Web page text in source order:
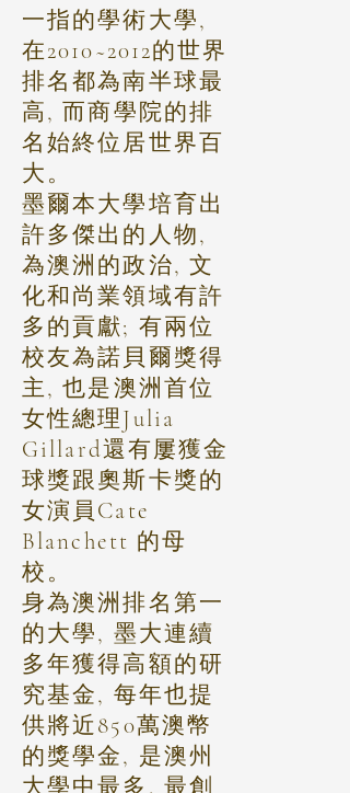
一指的學術大學,
在2010~2012的世界
排名都為南半球最
高, 而商學院的排
名始終位居世界百
大。
墨爾本大學培育出
許多傑出的人物,
為澳洲的政治, 文
化和尚業領域有許
多的貢獻; 有兩位
校友為諾貝爾獎得
主, 也是澳洲首位
女性總理Julia
Gillard還有屢獲金
球獎跟奧斯卡獎的
女演員Cate
Blanchett 的母
校。
身為澳洲排名第一
的大學, 墨大連續
多年獲得高額的研
究基金, 每年也提
供將近850萬澳幣
的獎學金, 是澳州
大學中最多, 最創